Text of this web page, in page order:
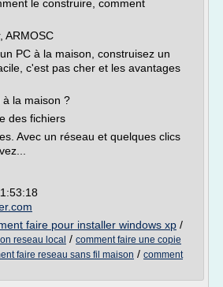
le construire, comment
ARMOSC
PC à la maison, construisez un
c'est pas cher et les avantages
la maison ?
des fichiers
Avec un réseau et quelques clics
faire pour installer windows xp /
reseau local / comment faire une copie
faire reseau sans fil maison / comment